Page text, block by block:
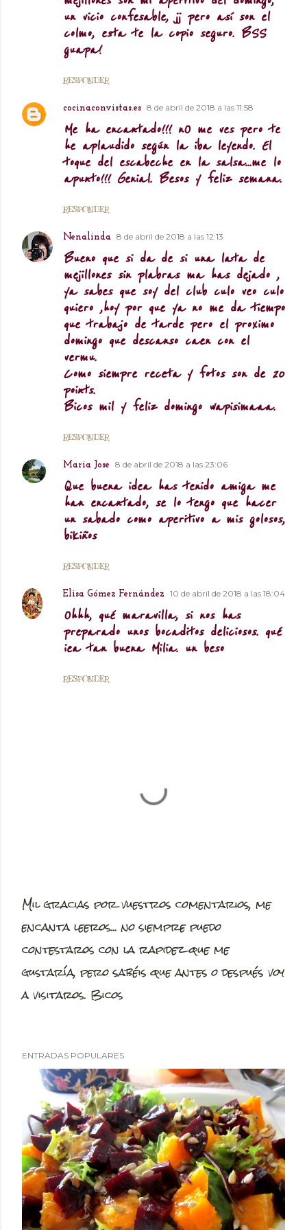
un vicio confesable, jj pero así son el
colmo, esta te la copio seguro. BSS
guapa!
RESPONDER
cocinaconvistas.es 8 de abril de 2018 a las 11:58
Me ha encantado!!! nO me ves pero te
he aplaudido según la iba leyendo. El
toque del escabeche en la salsa...me lo
apunto!!! Genial. Besos y feliz semana.
RESPONDER
Nenalinda 8 de abril de 2018 a las 12:13
Bueno que si da de si una lata de
mejillones sin plabras ma has dejado ,
ya sabes que soy del club culo veo culo
quiero ,hoy por que ya no me da tiempo
que trabajo de tarde pero el proximo
domingo que descanso caen con el
vermu.
Como siempre receta y fotos son de 20
points.
Bicos mil y feliz domingo wapisimaaa.
RESPONDER
Maria Jose 8 de abril de 2018 a las 23:06
Que buena idea has tenido amiga me
han encantado, se lo tengo que hacer
un sabado como aperitivo a mis golosos,
bikiños
RESPONDER
Elisa Gómez Fernández 10 de abril de 2018 a las 18:04
Ohhh, qué maravilla, si nos has
preparado unos bocaditos deliciosos. qué
iea tan buena Milia. un beso
RESPONDER
P
u
l
a
n
c
o
m
e
Mil gracias por vuestros comentarios, me
encanta leeros... no siempre puedo
contestaros con la rapidez que me
gustaría, pero sabéis que antes o después voy
a visitaros. Bicos
ENTRADAS POPULARES